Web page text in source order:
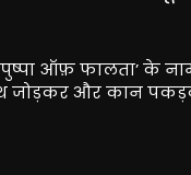
ऑफ़ फालता’ के
जोड़कर और कान